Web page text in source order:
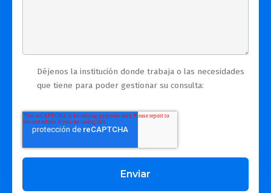
Déjenos la institución donde trabaja o las necesidades
que tiene para poder gestionar su consulta: